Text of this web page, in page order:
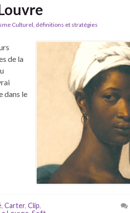
Culturel, définitions et stratégies
de la
dans le
, Carter, Clip,